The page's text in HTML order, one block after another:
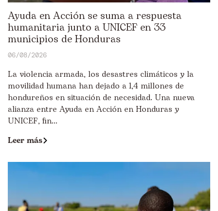
Ayuda en Acción se suma a respuesta
humanitaria junto a UNICEF en 33
municipios de Honduras
06/08/2026
La violencia armada, los desastres climáticos y la
movilidad humana han dejado a 1,4 millones de
hondureños en situación de necesidad. Una nueva
alianza entre Ayuda en Acción en Honduras y
UNICEF, fin...
Leer más